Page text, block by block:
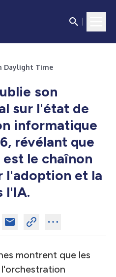
Daylight Time
son
sur l'état de
informatique
révélant que
le chaînon
l'adoption et la
l'IA.
montrent que les
l'orchestration